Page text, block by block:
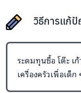
เด็กและเยาวชน จำ
อาคารเรียนให้กับเด็ก
จากไม้ไผ่ชำรุด มีควา
อาทิตย์ ทางคณะกรร
ด้วยดิน เพื่อลดการตั
ประโยชน์ของโคร
วิธีการแก้
ระดมทุนซื้อ โต๊ะ เ
เครื่องครัวเพื่อเด็ก